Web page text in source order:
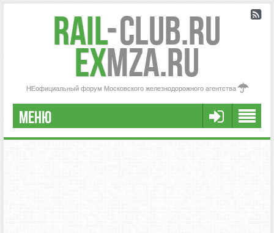
Rail-Club.RU
exMZA.RU
НЕофициальный форум Московского железнодорожного агентства
МЕНЮ
РЕГИСТРАЦИЯ